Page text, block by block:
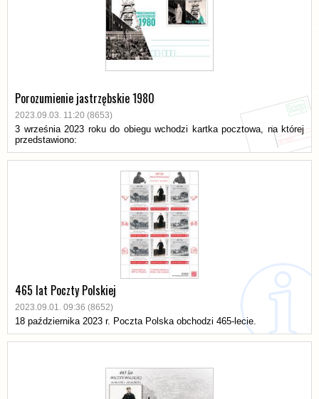
Porozumienie jastrzębskie 1980
2023.09.03. 11:20 (8653)
3 września 2023 roku do obiegu wchodzi kartka pocztowa, na której
przedstawiono:
465 lat Poczty Polskiej
2023.09.01. 09:36 (8652)
18 października 2023 r. Poczta Polska obchodzi 465-lecie.